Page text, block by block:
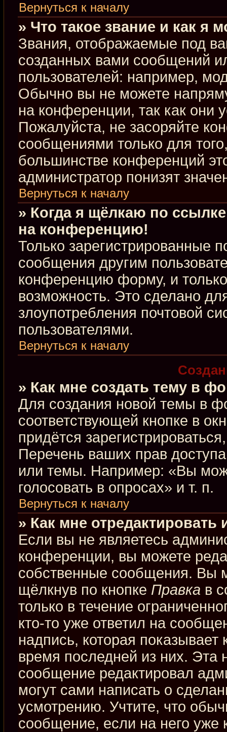
Вернуться к началу
» Что такое звание и как я
Звания, отображаемые под
созданных вами сообщений
пользователей: например,
Обычно вы не можете
на конференции, так как они
Пожалуйста, не засоряйте
сообщениями только для
большинстве конференций
администратор понизят
Вернуться к началу
» Когда я щёлкаю по
на конференцию!
Только зарегистрированные
сообщения другим
конференцию форму, и
возможность. Это сделано
злоупотребления почтовой
пользователями.
Вернуться к началу
» Как мне создать тему в
Для создания новой темы в
соответствующей кнопке в
придётся
Перечень ваших прав
или темы. Например: «Вы
голосовать в опросах» и т. п.
Вернуться к началу
» Как мне
Если вы не являетесь
конференции, вы можете
собственные сообщения. Вы
щёлкнув по кнопке Правка в
только в течение
кто-то уже ответил на
надпись, которая показывает
время последней из них. Эта
сообщение редактировал
могут сами написать о
усмотрению. Учтите, что
сообщение, если на него уже